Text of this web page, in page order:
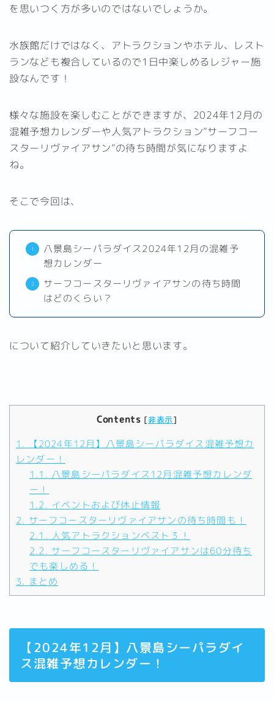
を思いつく方が多いのではないでしょうか。
水族館だけではなく、アトラクションやホテル、レスト
ランなども複合しているので1日中楽しめるレジャー施
設なんです！
様々な施設を楽しむことができますが、2024年12月の
混雑予想カレンダーや人気アトラクション”サーフコー
スターリヴァイアサン”の待ち時間が気になりますよ
ね。
そこで今回は、
八景島シーパラダイス2024年12月の混雑予
想カレンダー
サーフコースターリヴァイアサンの待ち時間
はどのくらい？
について紹介していきたいと思います。
Contents [非表示]
1.
【2024年12月】八景島シーパラダイス混雑予想カ
レンダー！
1.1. 八景島シーパラダイス12月混雑予想カレンダ
ー！
1.2. イベントおよび休止情報
2. サーフコースターリヴァイアサンの待ち時間も！
2.1. 人気アトラクションベスト３！
2.2. サーフコースターリヴァイアサンは60分待ち
でも楽しめる！
3. まとめ
【2024年12月】八景島シーパラダイ
ス混雑予想カレンダー！